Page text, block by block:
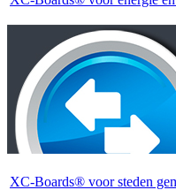
XC-Boards® voor steden